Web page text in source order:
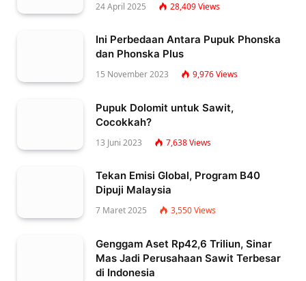
24 April 2025 28,409Views
Ini Perbedaan Antara Pupuk Phonska
dan Phonska Plus
15 November 2023 9,976Views
Pupuk Dolomit untuk Sawit,
Cocokkah?
13 Juni 2023 7,638Views
Tekan Emisi Global, Program B40
Dipuji Malaysia
7 Maret 2025 3,550Views
Genggam Aset Rp42,6 Triliun, Sinar
Mas Jadi Perusahaan Sawit Terbesar
di Indonesia